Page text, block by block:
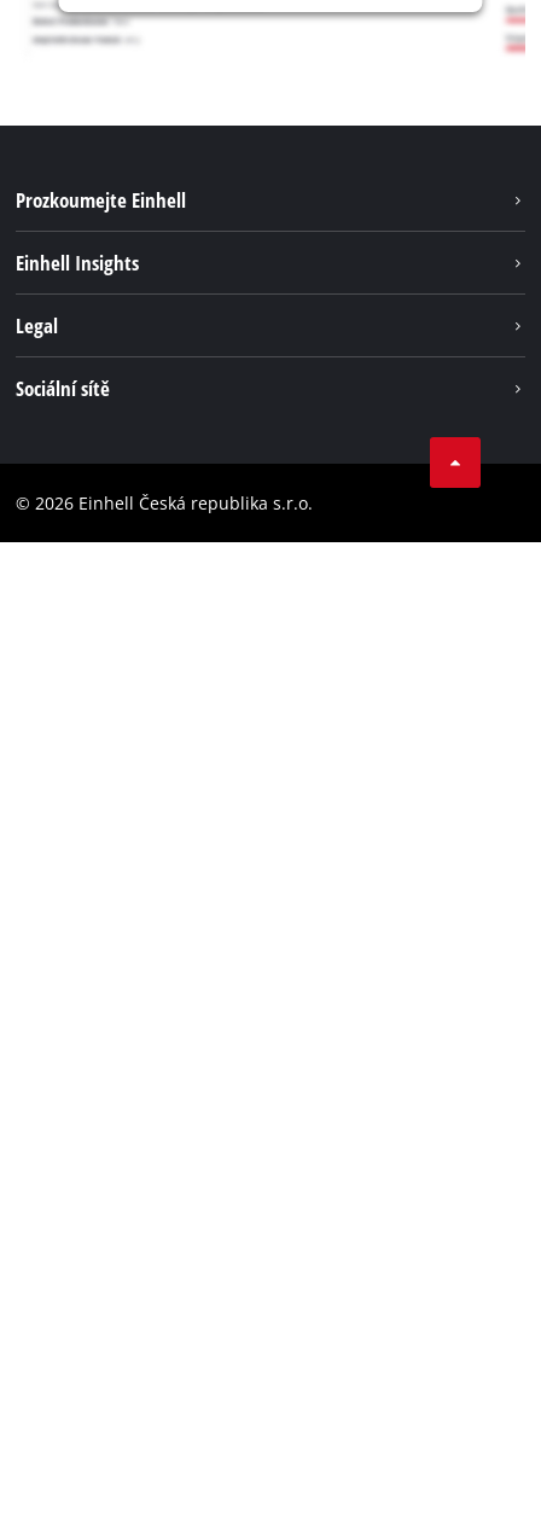
Prozkoumejte Einhell
Systém akumulátorů
Einhell Insights
Legal
Prohlášení o přístupnosti
Sociální sítě
Instagram
© 2026 Einhell Česká republika s.r.o.